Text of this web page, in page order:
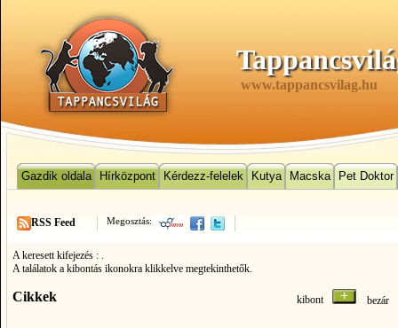
www.tappancsvilag.hu
Gazdik oldala Hírközpont Kérdezz-felelek Kutya Macska Pet Doktor
Megosztás:
RSS Feed
A keresett kifejezés : .
A találatok a kibontás ikonokra klikkelve megtekinthetők.
Cikkek kibont